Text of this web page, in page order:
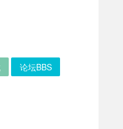
论坛BBS